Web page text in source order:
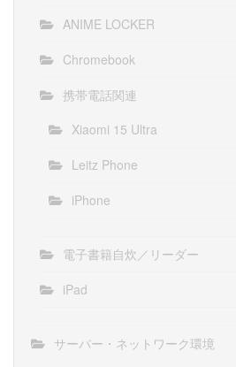
ANIME LOCKER
Chromebook
携帯電話関連
Xiaomi 15 Ultra
Leitz Phone
iPhone
電子書籍自炊／リーダー
iPad
サーバー・ネットワーク環境